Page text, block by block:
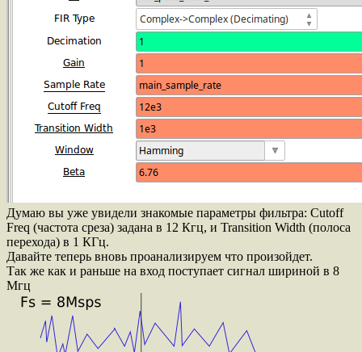
Думаю вы уже увидели знакомые параметры фильтра: Cutoff
Freq (частота среза) задана в 12 Кгц, и Transition Width (полоса
перехода) в 1 КГц.
Давайте теперь вновь проанализируем что произойдет.
Так же как и раньше на вход поступает сигнал шириной в 8
Мгц